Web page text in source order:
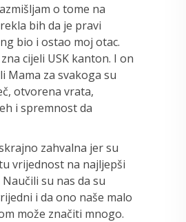
o tome na
bih da je pravi
bio i ostao moj otac.
cijeli USK kanton. I on
Mama za svakoga su
otvorena vrata,
i spremnost da
zahvalna jer su
vrijednost na najljepši
su nas da su
i da ono naše malo
može značiti mnogo.